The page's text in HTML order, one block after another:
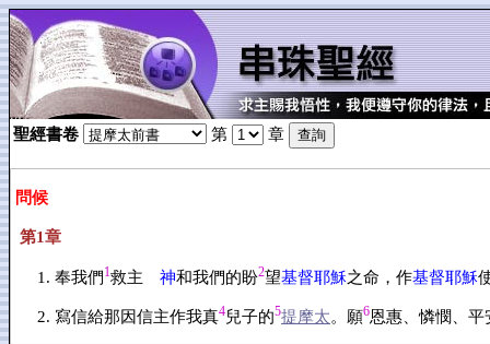
聖經書卷 第 章
問候
第1章
奉我們1救主 神和我們的盼2望基督耶穌之命，作基督耶穌
寫信給那因信主作我真4兒子的5提摩太。願6恩惠、憐憫、平